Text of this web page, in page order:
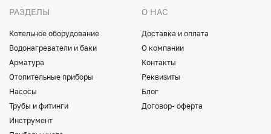
РАЗДЕЛЫ
Котельное оборудование
Водонагреватели и баки
Арматура
Отопительные приборы
Насосы
Трубы и фитинги
Инструмент
О НАС
Доставка и оплата
О компании
Контакты
Реквизиты
Блог
Договор- оферта